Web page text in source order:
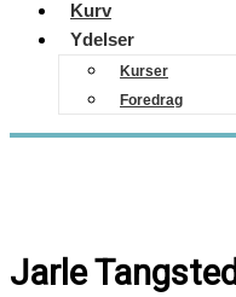
Kurv
Ydelser
Kurser
Foredrag
Jarle Tangsted